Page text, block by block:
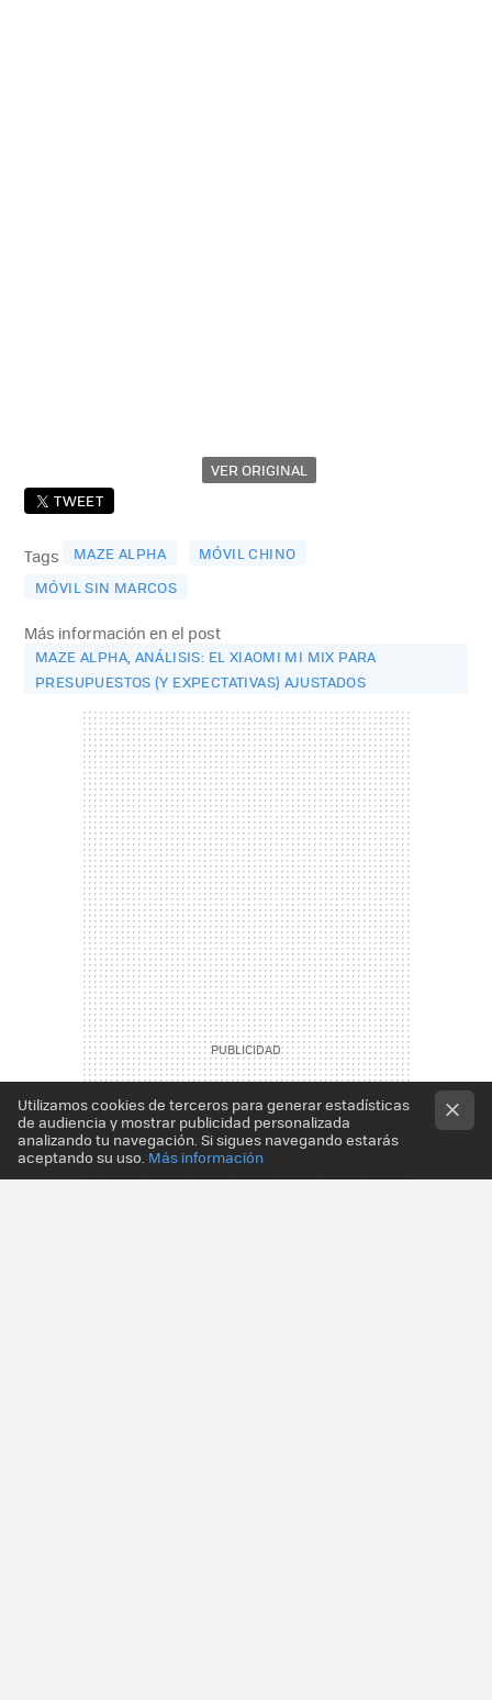
VER ORIGINAL
TWEET
Tags MAZE ALPHA
MÓVIL CHINO
MÓVIL SIN MARCOS
Más información en el post
MAZE ALPHA, ANÁLISIS: EL XIAOMI MI MIX PARA
PRESUPUESTOS (Y EXPECTATIVAS) AJUSTADOS
Utilizamos cookies de terceros para generar estadísticas
de audiencia y mostrar publicidad personalizada
analizando tu navegación. Si sigues navegando estarás
aceptando su uso. Más información